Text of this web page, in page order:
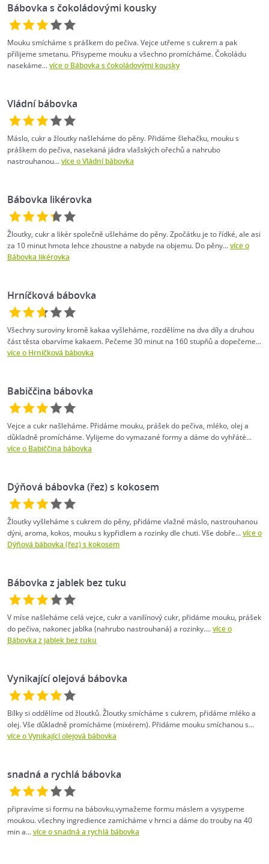
Bábovka s čokoládovými kousky
Mouku smícháme s práškem do pečiva. Vejce utřeme s cukrem a pak
přilijeme smetanu. Přisypeme mouku a všechno promícháme. Čokoládu
nasekáme...více o Bábovka s čokoládovými kousky
Vládní bábovka
Máslo, cukr a žloutky našleháme do pěny. Přidáme šlehačku, mouku s
práškem do pečiva, nasekaná jádra vlašských ořechů a nahrubo
nastrouhanou...více o Vládní bábovka
Bábovka likérovka
Žloutky, cukr a likér společně ušleháme do pěny. Zpočátku je to řídké, ale asi
za 10 minut hmota lehce zhoustne a nabyde na objemu. Do pěny...více o
Bábovka likérovka
Hrníčková bábovka
Všechny suroviny kromě kakaa vyšleháme, rozdělíme na dva díly a druhou
část těsta obarvíme kakaem. Pečeme 30 minut na 160 stupňů a dopečeme...
více o Hrníčková bábovka
Babiččina bábovka
Vejce a cukr našleháme. Přidáme mouku, prášek do pečiva, mléko, olej a
důkladně promícháme. Vylijeme do vymazané formy a dáme do vyhřáté...
více o Babiččina bábovka
Dýňová bábovka (řez) s kokosem
Žloutky vyšleháme s cukrem do pěny, přidáme vlažné máslo, nastrouhanou
dýni, aroma, kokos, mouku s kypřidlem a rozinky dle chuti. Vše dobře...více o
Dýňová bábovka (řez) s kokosem
Bábovka z jablek bez tuku
V míse našleháme celá vejce, cukr a vanilínový cukr, přidáme mouku, prášek
do pečiva, nakonec jablka (nahrubo nastrouhaná) a rozinky....více o
Bábovka z jablek bez tuku
Vynikající olejová bábovka
Bílky si oddělíme od žloutků. Žloutky smícháme s cukrem, přidáme mléko a
olej. Vše důkladně promícháme (mixérem). Přidáme mouku smíchanou s...
více o Vynikající olejová bábovka
snadná a rychlá bábovka
připravíme si formu na bábovku,vymažeme formu máslem a vysypeme
moukou. všechny ingredience zamícháme v hrnci a dáme do trouby na 40
min a...více o snadná a rychlá bábovka